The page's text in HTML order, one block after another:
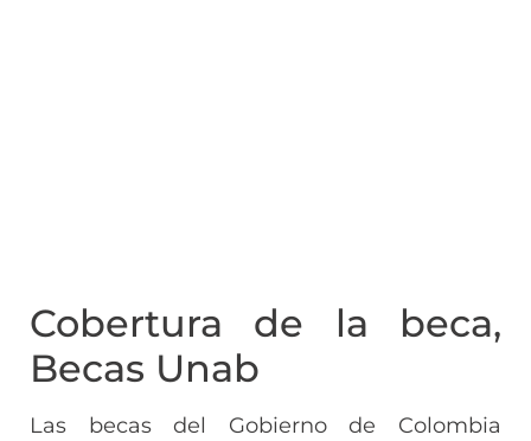
Cobertura de la beca,
Becas Unab
Las becas del Gobierno de Colombia